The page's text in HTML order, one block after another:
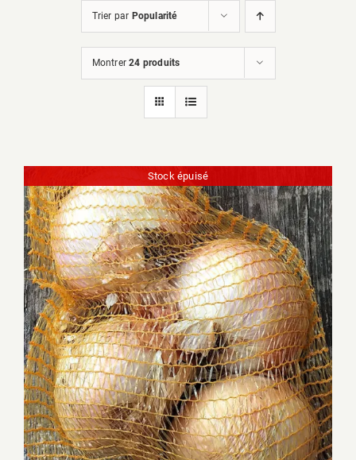
Trier par Popularité
Montrer24 produits
Stock épuisé